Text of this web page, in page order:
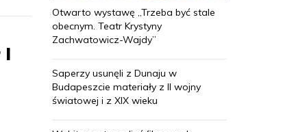
I
Otwarto wystawę „Trzeba być stale
obecnym. Teatr Krystyny
Zachwatowicz-Wajdy”
Saperzy usunęli z Dunaju w
Budapeszcie materiały z II wojny
światowej i z XIX wieku